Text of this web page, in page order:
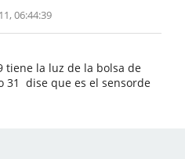
06:44:39
tiene la luz de la bolsa de
31 dise que es el sensorde